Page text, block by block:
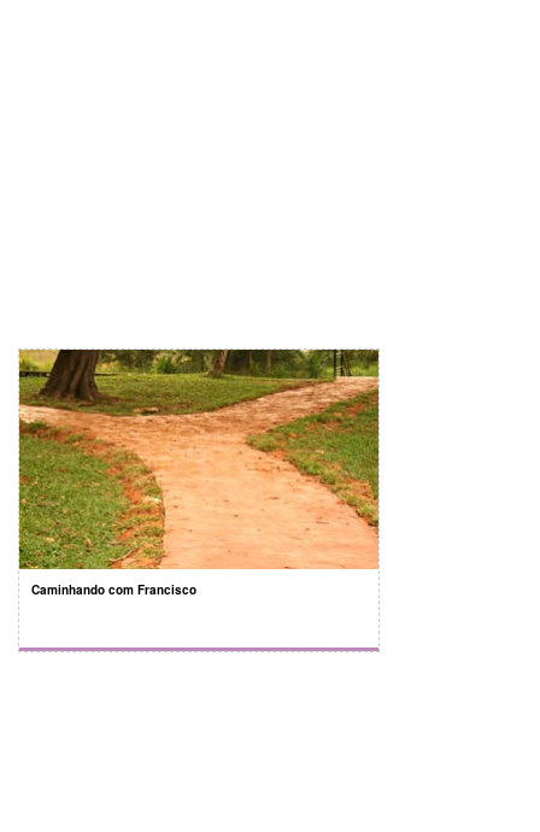
Caminhando com Francisco